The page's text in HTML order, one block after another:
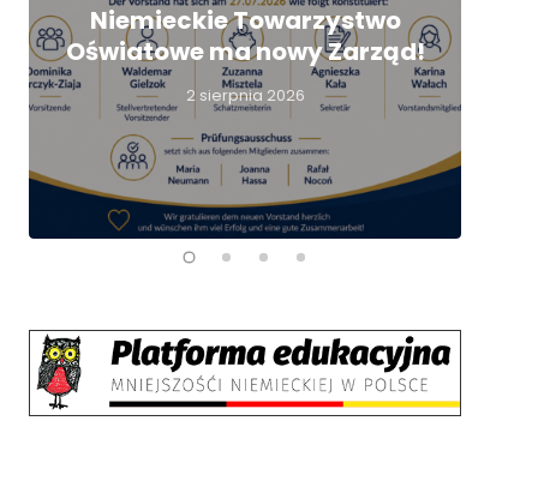
Niemieckie Towarzystwo
Oświatowe ma nowy Zarząd!
2 sierpnia 2026